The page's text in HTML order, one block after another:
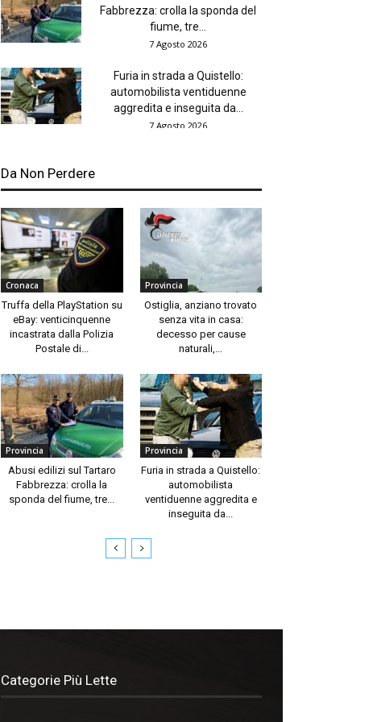
Fabbrezza: crolla la sponda del
fiume, tre...
7 Agosto 2026
Furia in strada a Quistello:
automobilista ventiduenne
aggredita e inseguita da...
7 Agosto 2026
Da Non Perdere
Cronaca
Truffa della PlayStation su
eBay: venticinquenne
incastrata dalla Polizia
Postale di...
Provincia
Ostiglia, anziano trovato
senza vita in casa:
decesso per cause
naturali,...
Provincia
Abusi edilizi sul Tartaro
Fabbrezza: crolla la
sponda del fiume, tre...
Provincia
Furia in strada a Quistello:
automobilista
ventiduenne aggredita e
inseguita da...
Categorie Più Lette